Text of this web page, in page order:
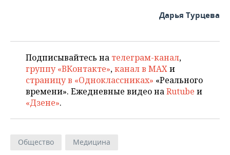
Дарья Турцева
Подписывайтесь на телеграм-канал,
группу «ВКонтакте»,канал в MAXи
страницу в «Одноклассниках» «Реального
времени». Ежедневные видео наRutube и
«Дзене».
Общество Медицина